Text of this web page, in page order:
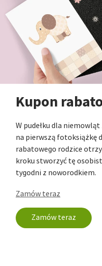
Kupon
W pudełku dla
na pierwszą fotoksiążkę
rabatowego rodzice
kroku stworzyć tę
tygodni z noworodkiem.
Zamów teraz
Zamów teraz